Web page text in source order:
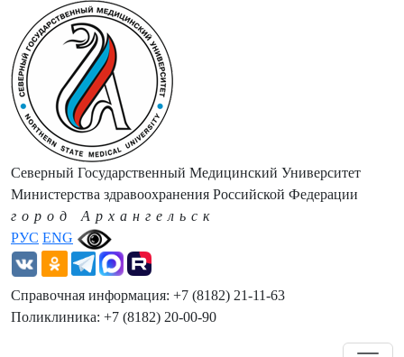
РУС ENG
Северный Государственный Медицинский Университет
Министерства здравоохранения Российской Федерации
город Архангельск
Справочная информация: +7 (8182) 21-11-63
Поликлиника: +7 (8182) 20-00-90